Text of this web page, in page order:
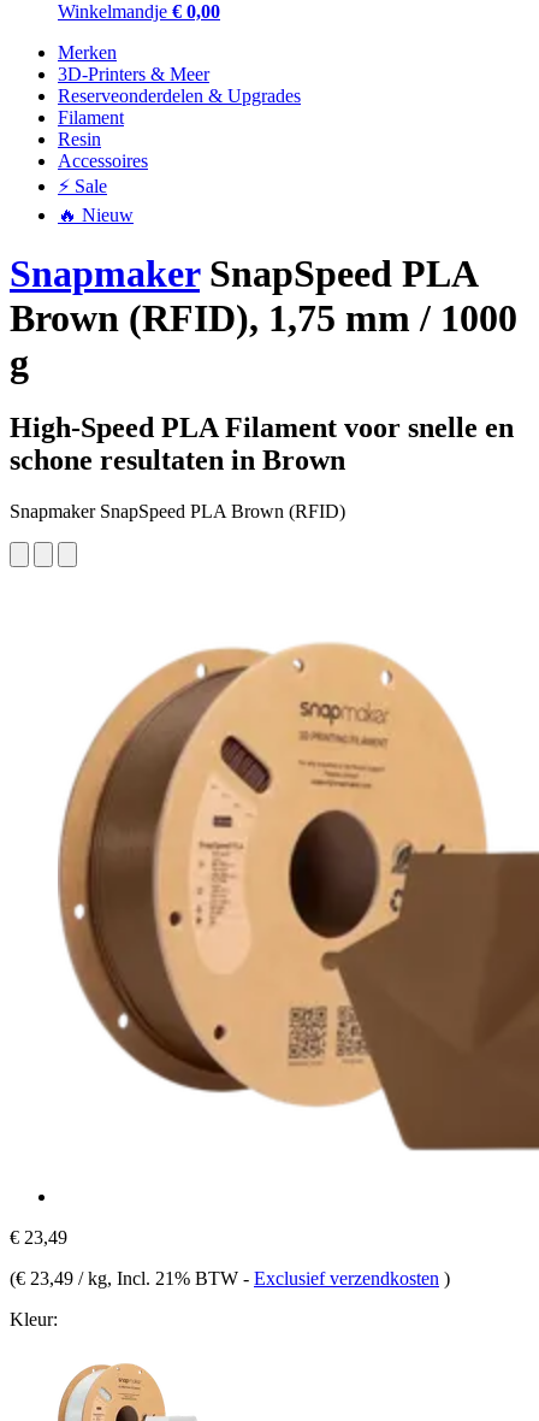
Winkelmandje € 0,00
Merken
3D-Printers & Meer
Reserveonderdelen & Upgrades
Filament
Resin
Accessoires
⚡ Sale
🔥 Nieuw
SnapmakerSnapSpeed PLA
Brown (RFID), 1,75 mm / 1000
g
High-Speed PLA Filament voor snelle en
schone resultaten in Brown
Snapmaker SnapSpeed PLA Brown (RFID)
€ 23,49
(€ 23,49 / kg, Incl. 21% BTW - Exclusief verzendkosten )
Kleur: